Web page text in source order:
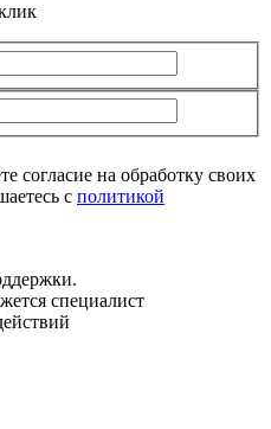
согласие на обработку своих
с политикой
специалист